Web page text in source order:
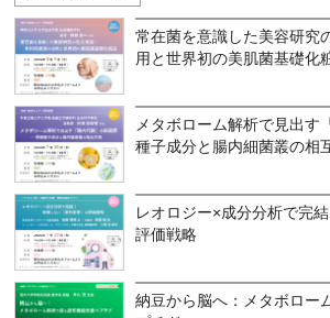
常在菌を意識した美容研究
用と世界初の美肌菌基礎化
メタボローム解析で見出
種子成分と腸内細菌叢の相
レオロジー×成分分析で完
評価戦略
納豆から脳へ：メタボロー